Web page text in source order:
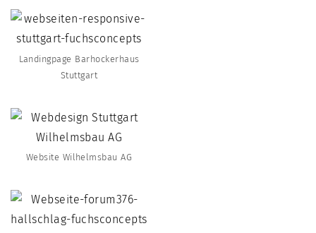
Landingpage Barhockerhaus
Stuttgart
Website Wilhelmsbau AG